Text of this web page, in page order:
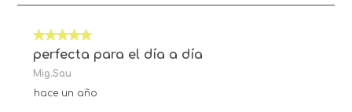
8
Reseñas.
5 de 5 estrellas.
perfecta para el día a día
Mig.Sau
hace un año